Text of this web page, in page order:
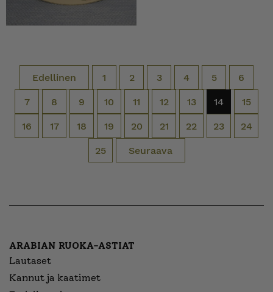
Edellinen 1 2 3 4 5 6
7 8 9 10 11 12 13 14 15
16 17 18 19 20 21 22 23 24
25 Seuraava
ARABIAN RUOKA-ASTIAT
Lautaset
Kannut ja kaatimet